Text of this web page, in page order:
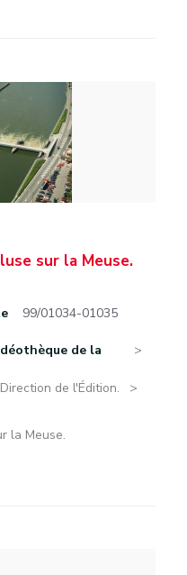
sur la Meuse.
99/01034-01035
de la
de l'Édition.
la Meuse.